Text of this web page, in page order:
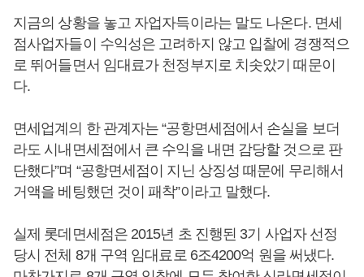
지금의 상황을 놓고 자업자득이라는 말도 나온다. 면세
점사업자들이 수익성은 고려하지 않고 입찰에 경쟁적으
로 뛰어들면서 임대료가 천정부지로 치솟았기 때문이
다.
면세업계의 한 관계자는 “공항면세점에서 손실을 보더
라도 시내면세점에서 큰 수익을 내면 감당할 것으로 판
단했다”며 “공항면세점이 지닌 상징성 때문에 무리해서
거액을 베팅했던 것이 패착”이라고 말했다.
실제 롯데면세점은 2015년 초 진행된 3기 사업자 선정
당시 전체 8개 구역 임대료로 6조4200억 원을 써냈다.